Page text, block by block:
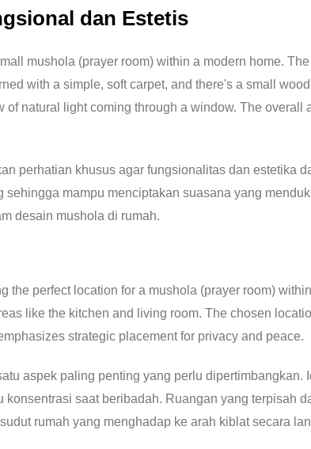
dan Estetis
perhatian khusus agar fungsionalitas dan estetika
mampu menciptakan suasana yang
desain mushola di rumah.
aspek paling penting yang perlu
saat beribadah. Ruangan yang terpisah
rumah yang menghadap ke arah kiblat secara